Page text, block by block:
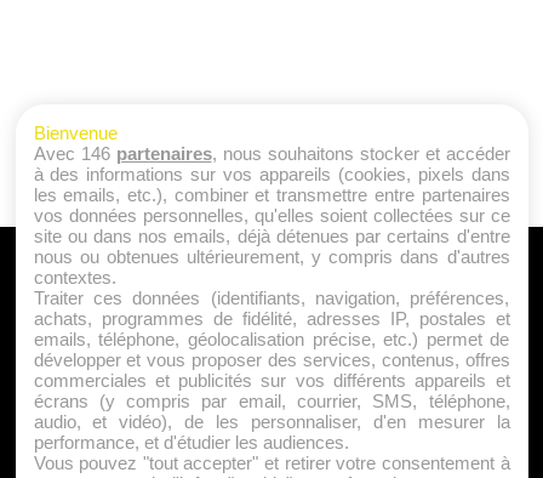
A PROPOS
Qui sommes nous ?
Mentions Légales
Publicité
Politique de Cookies
Contact
Bienvenue
Avec 146 partenaires, nous souhaitons stocker et accéder
à des informations sur vos appareils (cookies, pixels dans
les emails, etc.), combiner et transmettre entre partenaires
vos données personnelles, qu'elles soient collectées sur ce
site ou dans nos emails, déjà détenues par certains d'entre
nous ou obtenues ultérieurement, y compris dans d'autres
contextes.
Traiter ces données (identifiants, navigation, préférences,
achats, programmes de fidélité, adresses IP, postales et
emails, téléphone, géolocalisation précise, etc.) permet de
développer et vous proposer des services, contenus, offres
commerciales et publicités sur vos différents appareils et
écrans (y compris par email, courrier, SMS, téléphone,
audio, et vidéo), de les personnaliser, d'en mesurer la
performance, et d'étudier les audiences.
Vous pouvez "tout accepter" et retirer votre consentement à